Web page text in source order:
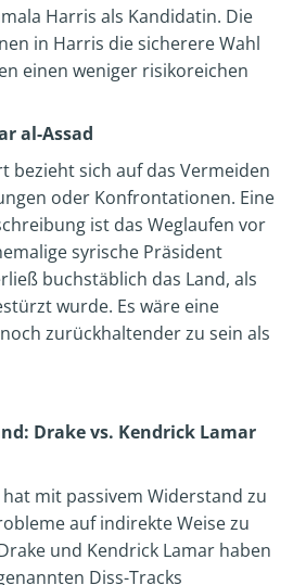
Harris als Kandidatin. Die
in Harris die sicherere Wahl
einen weniger risikoreichen
al-Assad
bezieht sich auf das Vermeiden
oder Konfrontationen. Eine
ist das Weglaufen vor
syrische Präsident
buchstäblich das Land, als
wurde. Es wäre eine
zurückhaltender zu sein als
Drake vs. Kendrick Lamar
hat mit passivem Widerstand zu
auf indirekte Weise zu
und Kendrick Lamar haben
Diss-Tracks